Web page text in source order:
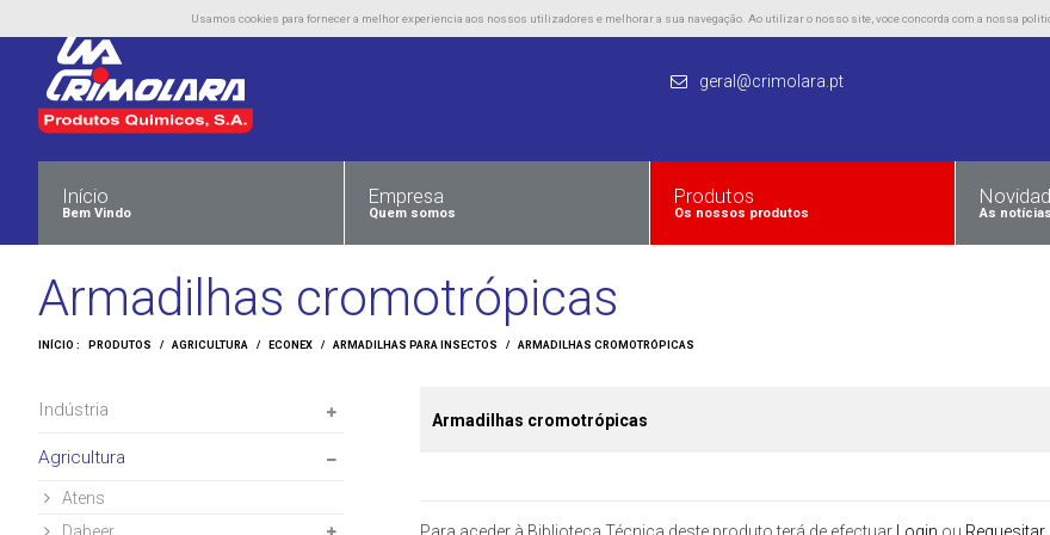
Usamos cookies para fornecer a melhor experiencia aos nossos utilizadores e melhorar a sua navegação. Ao utilizar o nosso site, voce concorda com a nossa
geral@crimolara.pt
Início
Bem Vindo
Empresa
Quem somos
Produtos
Os nossos produtos As notícias
Armadilhas cromotrópicas
INÍCIO : PRODUTOS / AGRICULTURA / ECONEX / ARMADILHAS PARA INSECTOS / ARMADILHAS CROMOTRÓPICAS
Armadilhas cromotrópicas
Indústria
Agricultura
Atens